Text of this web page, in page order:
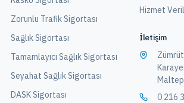
Zorunlu Trafik Sigortası
Sağlık Sigortası
Tamamlayıcı Sağlık Sigortası
Seyahat Sağlık Sigortası
DASK Sigortası
Hizmet
İletişim
0 216